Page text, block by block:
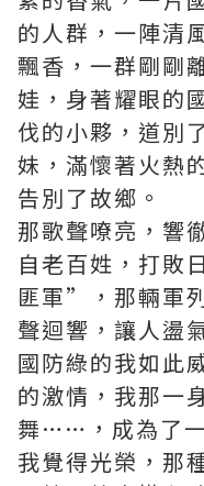
的人群，一陣清
飄香，一群剛剛
娃，身著耀眼的
伐的小夥，道別
妹，滿懷著火熱
告別了故鄉。
那歌聲嘹亮，響
自老百姓，打敗
匪軍”，那輛軍
聲迴響，讓人盪
國防綠的我如此
的激情，我那一
舞……，成為了一
我覺得光榮，那